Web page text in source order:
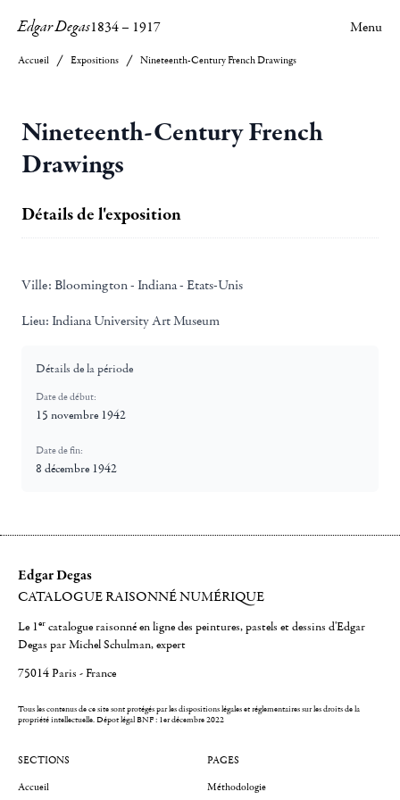
Edgar Degas1834– 1917 Menu
Accueil Expositions Nineteenth-Century French Drawings
Nineteenth-Century French
Drawings
Détails de l'exposition
Ville: Bloomington - Indiana - Etats-Unis
Lieu: Indiana University Art Museum
Détails de la période
Date de début:
15 novembre 1942
Date de fin:
8 décembre 1942
Edgar Degas
CATALOGUE RAISONNÉ NUMÉRIQUE
Le 1er catalogue raisonné en ligne des peintures, pastels et dessins d'Edgar
Degas par Michel Schulman, expert
75014 Paris - France
Tous les contenus de ce site sont protégés par les dispositions légales et réglementaires sur les droits de la
propriété intellectuelle.Dépot légal BNF : 1er décembre 2022
SECTIONS
Accueil
PAGES
Méthodologie